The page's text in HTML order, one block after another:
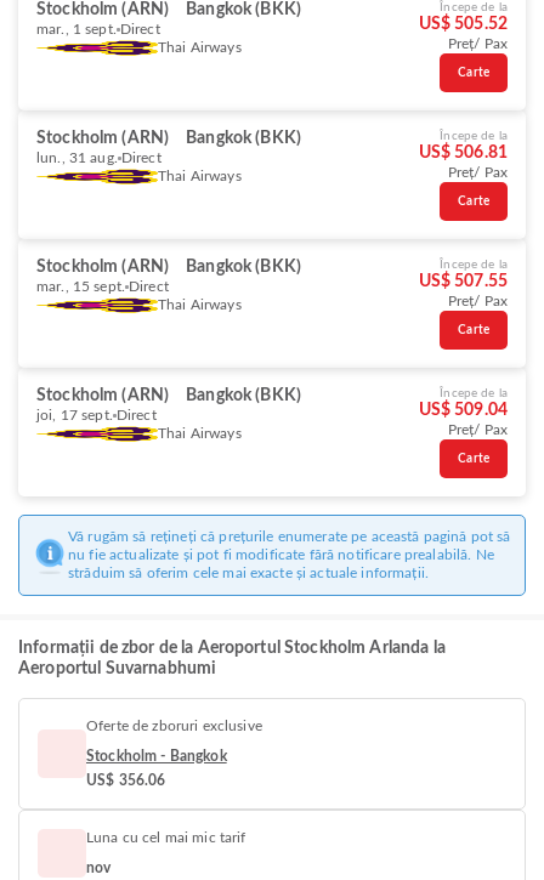
Stockholm (ARN) Bangkok (BKK)
mar., 1 sept. Direct
Thai Airways
Începe de la
US$ 505.52
Preț/ Pax
Carte
Stockholm (ARN) Bangkok (BKK)
lun., 31 aug. Direct
Thai Airways
Începe de la
US$ 506.81
Preț/ Pax
Carte
Stockholm (ARN) Bangkok (BKK)
mar., 15 sept. Direct
Thai Airways
Începe de la
US$ 507.55
Preț/ Pax
Carte
Stockholm (ARN) Bangkok (BKK)
joi, 17 sept. Direct
Thai Airways
Începe de la
US$ 509.04
Preț/ Pax
Carte
Vă rugăm să rețineți că prețurile enumerate pe această pagină pot să
nu fie actualizate și pot fi modificate fără notificare prealabilă. Ne
străduim să oferim cele mai exacte și actuale informații.
Informații de zbor de la Aeroportul Stockholm Arlanda la
Aeroportul Suvarnabhumi
Oferte de zboruri exclusive
Stockholm - Bangkok
US$ 356.06
Luna cu cel mai mic tarif
nov